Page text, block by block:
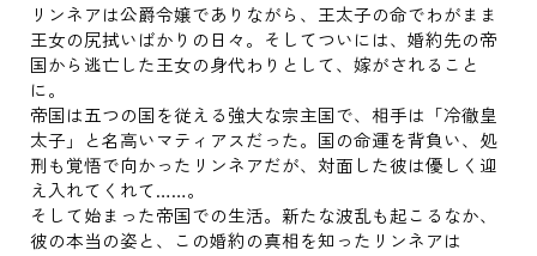
リンネアは公爵令嬢でありながら、王太子の命でわがまま
王女の尻拭いばかりの日々。そしてついには、婚約先の帝
国から逃亡した王女の身代わりとして、嫁がされること
に。
帝国は五つの国を従える強大な宗主国で、相手は「冷徹皇
太子」と名高いマティアスだった。国の命運を背負い、処
刑も覚悟で向かったリンネアだが、対面した彼は優しく迎
え入れてくれて……。
そして始まった帝国での生活。新たな波乱も起こるなか、
彼の本当の姿と、この婚約の真相を知ったリンネアは